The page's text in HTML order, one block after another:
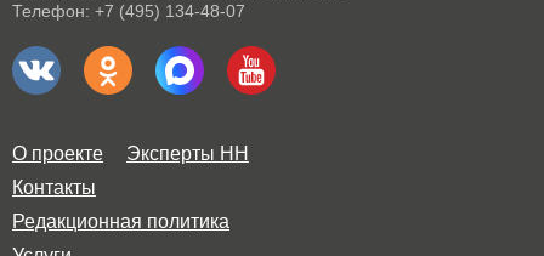
Телефон: +7 (495) 134-48-07
О проекте
Эксперты НН
Контакты
Редакционная политика